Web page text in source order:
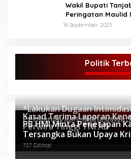
Wakil Bupati
Peringatan Maulid
1445 H di Masjid
18 September 2023
Politik
Topik
*Lakukan Dugaan
Penganiayaan,
Pemecatan Pj Bupati
805 Dilihat
Kasad Terima Laporan
Perwira Tinggi TNI AD
747 Dilihat
PB HMI Minta Penetapan
Tersangka Bukan Upaya
727 Dilihat